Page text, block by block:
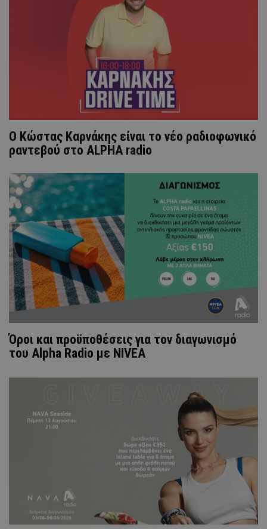
Ο Κώστας Καρνάκης είναι το νέο ραδιοφωνικό
ραντεβού στο ALPHA radio
Όροι και προϋποθέσεις για τον διαγωνισμό
του Alpha Radio με NIVEA